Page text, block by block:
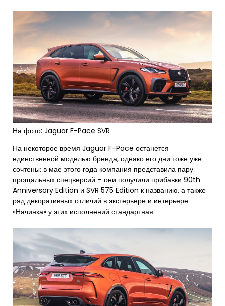
На фото: Jaguar F-Pace SVR
На некоторое время Jaguar F-Pace останется
единственной моделью бренда, однако его дни тоже уже
сочтены: в мае этого года компания представила пару
прощальных спецверсий – они получили прибавки 90th
Anniversary Edition и SVR 575 Edition к названию, а также
ряд декоративных отличий в экстерьере и интерьере.
«Начинка» у этих исполнений стандартная.